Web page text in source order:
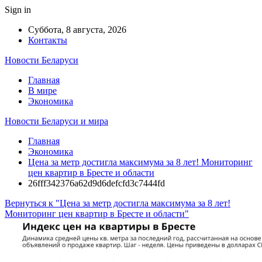
Sign in
Суббота, 8 августа, 2026
Контакты
Новости Беларуси
Главная
В мире
Экономика
Новости Беларуси и мира
Главная
Экономика
Цена за метр достигла максимума за 8 лет! Мониторинг
цен квартир в Бресте и области
26fff342376a62d9d6defcfd3c7444fd
Вернуться к "Цена за метр достигла максимума за 8 лет!
Мониторинг цен квартир в Бресте и области"